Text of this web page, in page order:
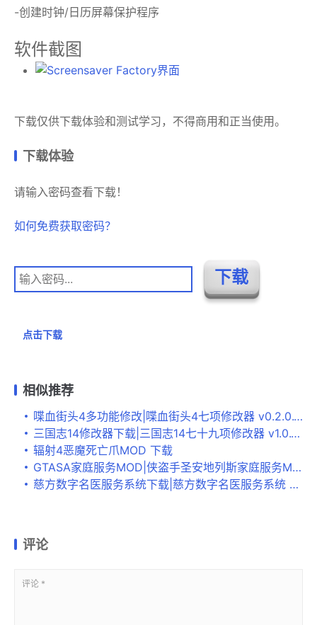
-创建时钟/日历屏幕保护程序
软件截图
下载仅供下载体验和测试学习，不得商用和正当使用。
下载体验
请输入密码查看下载！
如何免费获取密码？
点击下载
相似推荐
喋血街头4多功能修改|喋血街头4七项修改器 v0.2.0.1下载
三国志14修改器下载|三国志14七十九项修改器 v1.0.1下载
辐射4恶魔死亡爪MOD 下载
GTASA家庭服务MOD|侠盗手圣安地列斯家庭服务MOD 下载
慈方数字名医服务系统下载|慈方数字名医服务系统 标准版V1.0下载
评论